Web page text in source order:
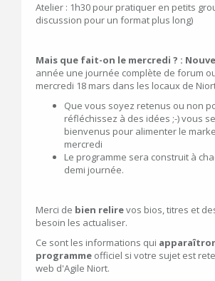
Atelier : 1h30 pour pratiquer en petits
discussion pour un format plus long)
Mais que fait-on le mercredi ? :
année une journée complète de forum
mercredi 18 mars dans les locaux de
Que vous soyez retenus ou non
réfléchissez à des idées ;-) vous
bienvenus pour alimenter le
mercredi
Le programme sera construit à
demi journée.
Merci de bien relirevos bios, titres et
besoin les actualiser.
Ce sont les informations qui
programme officiel si votre sujet est
web d'Agile Niort.